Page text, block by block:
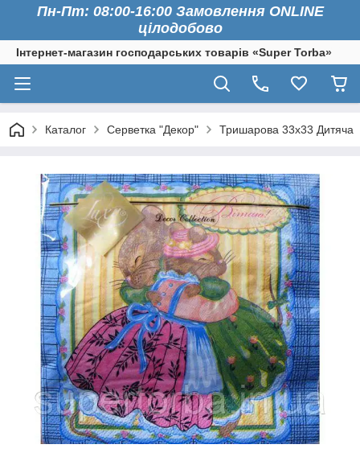
Пн-Пт: 08:00-16:00 Замовлення ONLINE
цілодобово
Інтернет-магазин господарських товарів «Super Torba»
Каталог Серветка "Декор" Тришарова 33х33 Дитяча